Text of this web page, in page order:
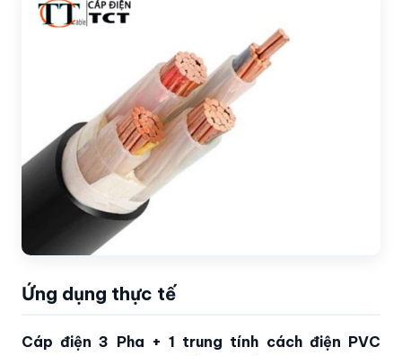
Ứng dụng thực tế
Cáp điện 3 Pha + 1 trung tính cách điện PVC